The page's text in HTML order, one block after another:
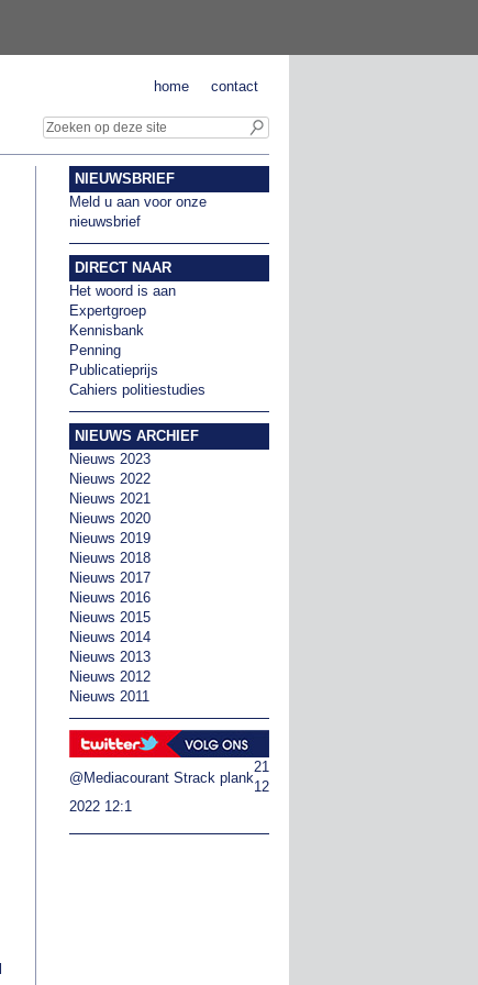
contact
home
NIEUWSBRIEF
Meld u aan voor onze
nieuwsbrief
DIRECT NAAR
Het woord is aan
Expertgroep
Kennisbank
Penning
Publicatieprijs
Cahiers politiestudies
NIEUWS ARCHIEF
Nieuws 2023
Nieuws 2022
Nieuws 2021
Nieuws 2020
Nieuws 2019
Nieuws 2018
Nieuws 2017
Nieuws 2016
Nieuws 2015
Nieuws 2014
Nieuws 2013
Nieuws 2012
Nieuws 2011
@Mediacourant Strack plank
21
12
2022 12:1